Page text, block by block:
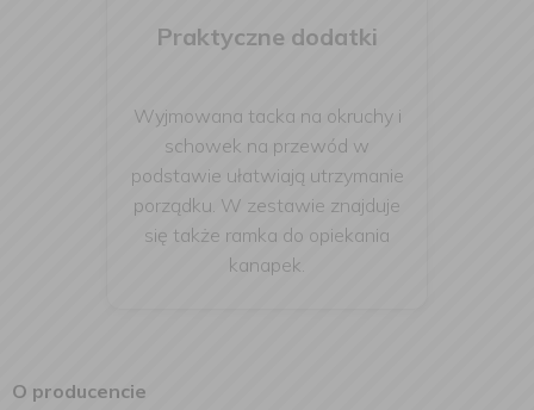
Praktyczne dodatki
Wyjmowana tacka na okruchy i
schowek na przewód w
podstawie ułatwiają utrzymanie
porządku. W zestawie znajduje
się także ramka do opiekania
kanapek.
O producencie